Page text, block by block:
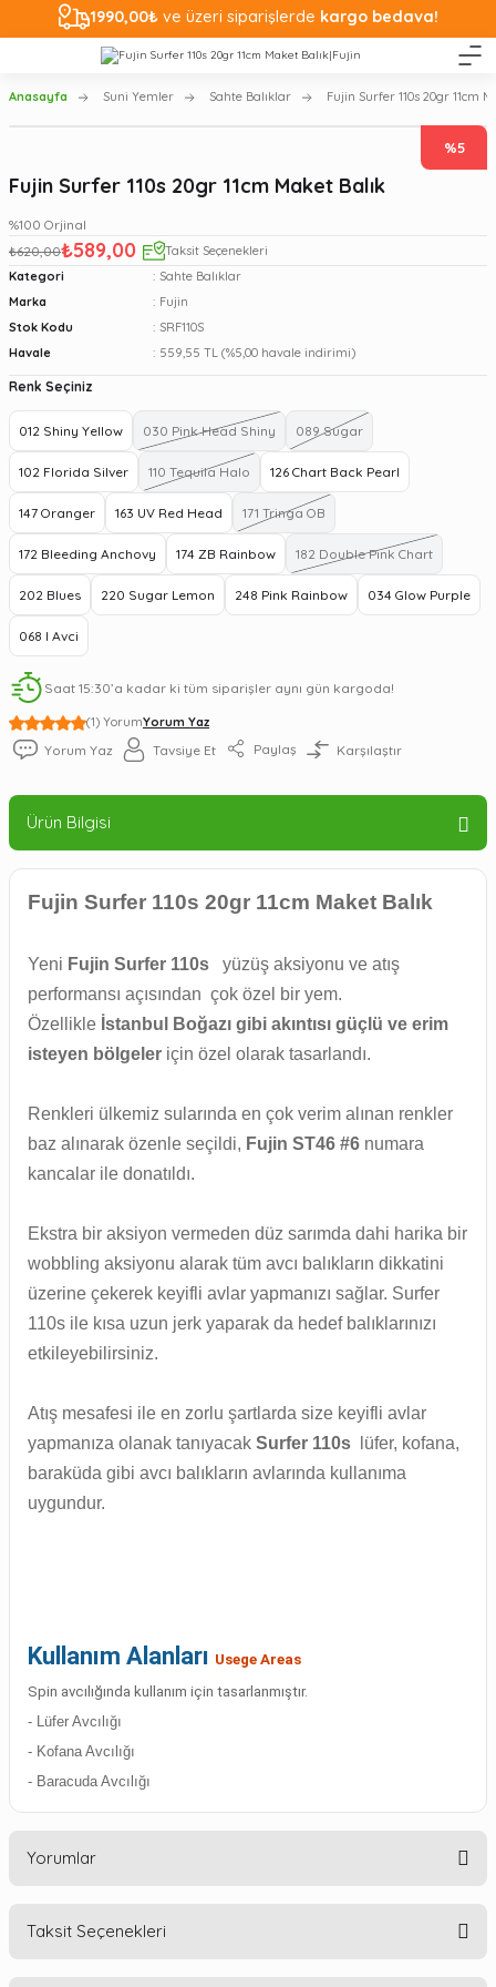
1990,00₺ ve üzeri siparişlerde kargo bedava!
Anasayfa Suni Yemler Sahte Balıklar Fujin Surfer 110s 20gr 11cm
%5
(1) YorumYorum Yaz
Fujin Surfer 110s 20gr 11cm Maket Balık
%100 Orjinal
₺620,00₺589,00
Taksit Seçenekleri
Kategori
Sahte Balıklar
Marka
Fujin
Stok Kodu
SRF110S
Havale
559,55 TL (%5,00 havale indirimi)
Renk Seçiniz
012 Shiny Yellow 030 Pink Head Shiny 089 Sugar
102 Florida Silver 110 Tequila Halo 126 Chart Back Pearl
147 Oranger 163 UV Red Head 171 Tringa OB
172 Bleeding Anchovy 174 ZB Rainbow 182 Double Pink Chart
202 Blues 220 Sugar Lemon 248 Pink Rainbow 034 Glow Purple
068 I Avci
Saat 15:30’a kadar ki tüm siparişler aynı gün kargoda!
Yorum Yaz Tavsiye Et Paylaş Karşılaştır
Ürün Bilgisi
Fujin Surfer 110s 20gr 11cm Maket Balık
Yeni Fujin Surfer 110s
yüzüş aksiyonu ve atış
performansı açısından çok özel bir yem.
Özellikle İstanbul Boğazı gibi akıntısı güçlü ve erim
isteyen bölgeler için özel olarak tasarlandı.
Renkleri ülkemiz sularında en çok verim alınan renkler
baz alınarak özenle seçildi, Fujin ST46 #6 numara
kancalar ile donatıldı.
Ekstra bir aksiyon vermeden düz sarımda dahi harika bir
wobbling aksiyonu alarak tüm avcı balıkların dikkatini
üzerine çekerek keyifli avlar yapmanızı sağlar. Surfer
110s ile kısa uzun jerk yaparak da hedef balıklarınızı
etkileyebilirsiniz.
Atış mesafesi ile en zorlu şartlarda size keyifli avlar
yapmanıza olanak tanıyacak Surfer 110s lüfer, kofana,
baraküda gibi avcı balıkların avlarında kullanıma
uygundur.
Kullanım Alanları Usege Areas
Spin avcılığında kullanım için tasarlanmıştır.
- Lüfer Avcılığı
- Kofana Avcılığı
- Baracuda Avcılığı
Yorumlar
Taksit Seçenekleri